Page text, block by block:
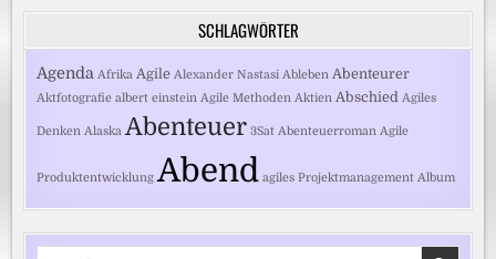
SCHLAGWÖRTER
Agenda Afrika Agile Alexander Nastasi Ableben Abenteurer
Aktfotografie albert einstein Agile Methoden Aktien Abschied Agiles
Denken Alaska Abenteuer 3Sat Abenteuerroman Agile
Produktentwicklung Abend agiles Projektmanagement Album